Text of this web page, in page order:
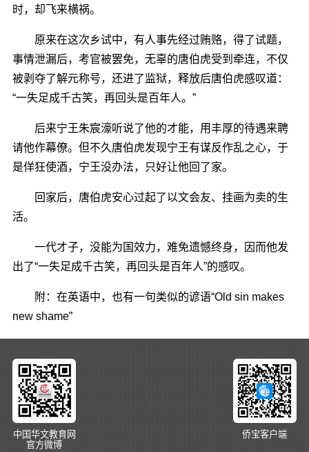
时，却飞来横祸。
原来在这次乡试中，有人事先经过贿赂，得了试题，
事情泄漏后，考官被罢免，无辜的唐伯虎受到牵连，不仅
被剥夺了解元称号，还进了监狱，释放后唐伯虎感叹道：
“一失足成千古笑，再回头是百年人。”
后来宁王朱宸濠听说了他的才能，用丰厚的待遇来聘
请他作幕僚。但不久唐伯虎发现宁王有谋反作乱之心，于
是佯狂使酒，宁王没办法，只好让他回了家。
回家后，唐伯虎安心过起了以文会友、挂画为卖的生
活。
一代才子，没能为国效力，难免遗憾终身，因而他发
出了“一失足成千古笑，再回头是百年人”的感叹。
附：在英语中，也有一句类似的谚语“Old sin makes
new shame”
中国华文教育网
官方微博
侨宝客户端